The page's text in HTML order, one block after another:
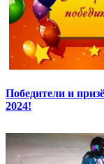
Победители и
2024!